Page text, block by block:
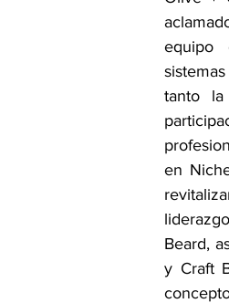
equipo
tanto la
en
Beard,
y Craft